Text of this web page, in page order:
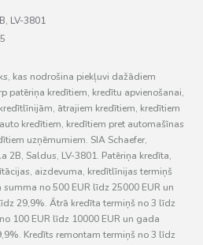
LV-3801
kas nodrošina piekļuvi dažādiem
patēriņa kredītiem, kredītu apvienošanai,
ātrajiem kredītiem, kredītiem
kredītiem, kredītiem pret automašīnas
uzņēmumiem. SIA Schaefer,
2B, Saldus, LV-3801. Patēriņa kredīta,
aizdevuma, kredītlīnijas termiņš
no 500 EUR līdz 25000 EUR un
29,9%. Ātrā kredīta termiņš no 3 līdz
100 EUR līdz 10000 EUR un gada
Kredīts remontam termiņš no 3 līdz